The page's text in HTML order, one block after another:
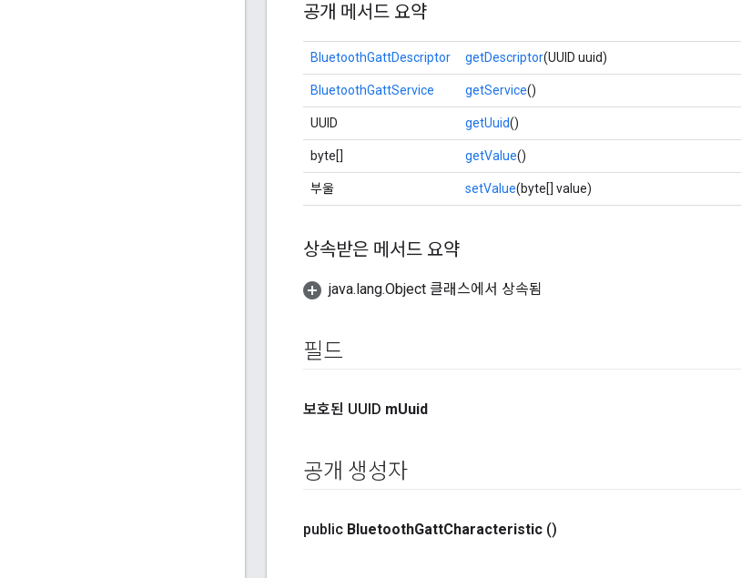
공개 메서드 요약
BluetoothGattDescriptor getDescriptor(UUID uuid)
BluetoothGattService getService()
UUID getUuid()
byte[] getValue()
부울 setValue(byte[] value)
상속받은 메서드 요약
java.lang.Object 클래스에서 상속됨
필드
보호된 UUID mUuid
공개 생성자
public BluetoothGattCharacteristic ()